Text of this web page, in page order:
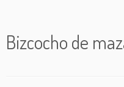
Bizcocho de